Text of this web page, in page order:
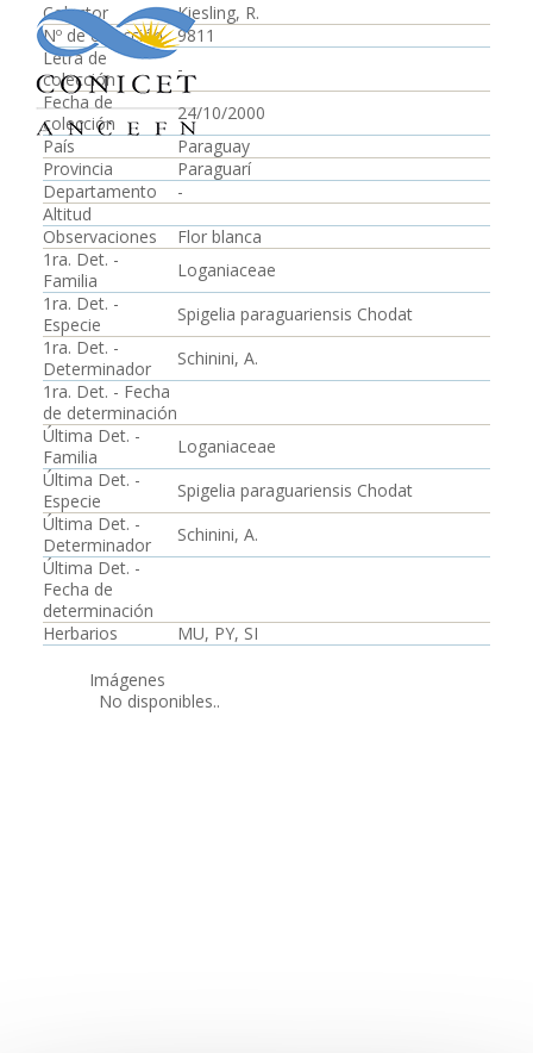
Colector
Kiesling, R.
Nº de colección
9811
Letra de
colección
-
Fecha de
colección
24/10/2000
País
Paraguay
Provincia
Paraguarí
Departamento
-
Altitud
Observaciones
Flor blanca
1ra. Det. -
Familia
Loganiaceae
1ra. Det. -
Especie
Spigelia paraguariensis Chodat
1ra. Det. -
Determinador
Schinini, A.
1ra. Det. - Fecha
de determinación
Última Det. -
Familia
Loganiaceae
Última Det. -
Especie
Spigelia paraguariensis Chodat
Última Det. -
Determinador
Schinini, A.
Última Det. -
Fecha de
determinación
Herbarios
MU, PY, SI
Imágenes
No disponibles..